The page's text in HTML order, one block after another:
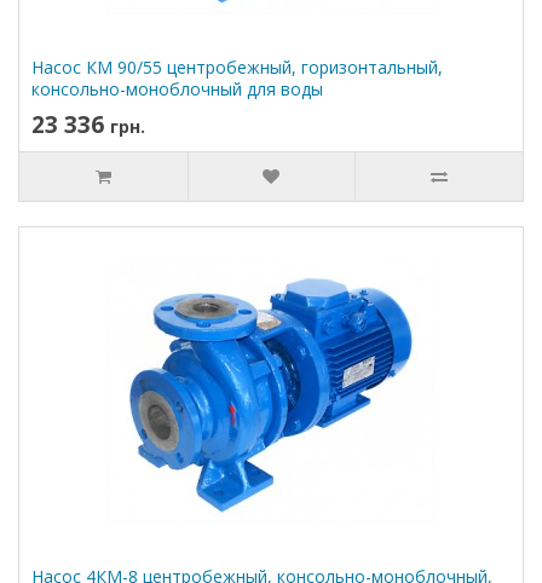
Насос КМ 90/55 центробежный, горизонтальный,
консольно-моноблочный для воды
23 336 грн.
Насос 4КМ-8 центробежный, консольно-моноблочный,